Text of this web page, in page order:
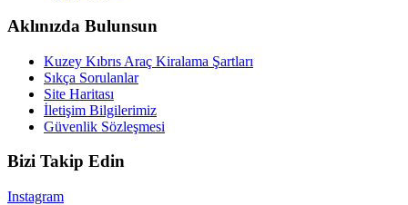
Aklınızda Bulunsun
Kuzey Kıbrıs Araç Kiralama Şartları
Sıkça Sorulanlar
Site Haritası
İletişim Bilgilerimiz
Güvenlik Sözleşmesi
Bizi Takip Edin
Instagram